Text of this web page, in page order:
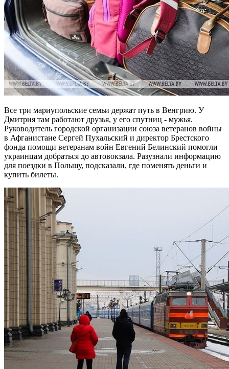
Все три мариупольские семьи держат путь в Венгрию. У
Дмитрия там работают друзья, у его спутниц - мужья.
Руководитель городской организации союза ветеранов войны
в Афганистане Сергей Пухальский и директор Брестского
фонда помощи ветеранам войн Евгений Белинский помогли
украинцам добраться до автовокзала. Разузнали информацию
для поездки в Польшу, подсказали, где поменять деньги и
купить билеты.